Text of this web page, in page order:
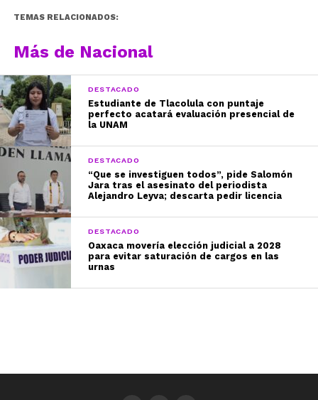
TEMAS RELACIONADOS:
Más de Nacional
DESTACADO
Estudiante de Tlacolula con puntaje
perfecto acatará evaluación presencial de
la UNAM
DESTACADO
“Que se investiguen todos”, pide Salomón
Jara tras el asesinato del periodista
Alejandro Leyva; descarta pedir licencia
DESTACADO
Oaxaca movería elección judicial a 2028
para evitar saturación de cargos en las
urnas